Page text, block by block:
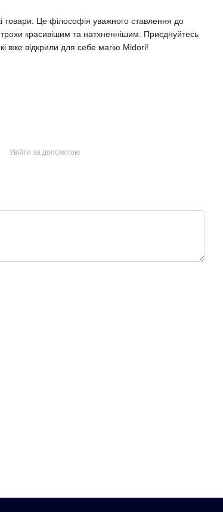
товари. Це філософія уважного ставлення до
красивішим та натхненнішим. Приєднуйтесь
вже відкрили для себе магію Midori!
Увійти за допомогою